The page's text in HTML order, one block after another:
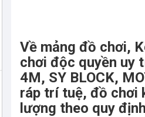
Về mảng đồ chơi,
chơi độc quyền uy
4M, SY BLOCK,
ráp trí tuệ, đồ chơi
lượng theo quy